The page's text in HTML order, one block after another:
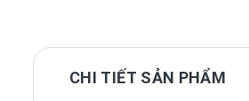
CHI TIẾT SẢN PHẨM